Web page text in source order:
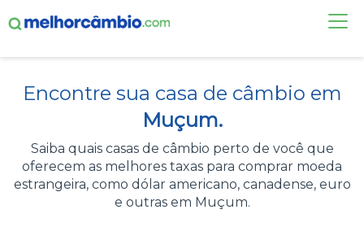
CASAS DE CÂMBIO
DÓLAR HOJE
ALERTA DE CÂMBIO
Encontre sua casa de câmbio em
Muçum.
Saiba quais casas de câmbio perto de você que
oferecem as melhores taxas para comprar moeda
estrangeira, como dólar americano, canadense, euro
e outras em Muçum.